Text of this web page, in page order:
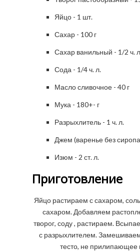
Яйцо - 1 шт.
Сахар - 100 г
Сахар ванильный - 1/2 ч.
Сода - 1/4 ч. л.
Масло сливочное - 40 г
Мука - 180+- г
Разрыхлитель - 1 ч. л.
Джем (варенье без
Изюм - 2 ст. л.
Приготовление
Яйцо растираем с сахаром,
сахаром. Добавляем
творог, соду , растираем.
с разрыхлителем.
тесто, не прилипающее